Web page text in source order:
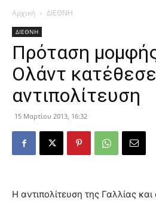
Αρχική ΔΙΕΘΝΗ
ΔΙΕΘΝΗ
Πρόταση
Ολάντ
αντιπολίτευση
15 Μαρτίου 2013, 16:32
Η αντιπολίτευση της Γαλλίας